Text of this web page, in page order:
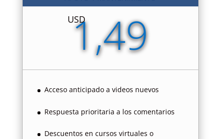
USD
1,49
Acceso anticipado a videos nuevos
Respuesta prioritaria a los comentarios
Descuentos en cursos virtuales o